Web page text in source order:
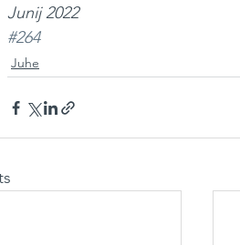
Junij 2022
#264
Juhe